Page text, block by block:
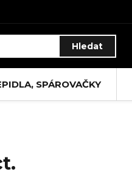
Hledat
SPÁROVAČKY